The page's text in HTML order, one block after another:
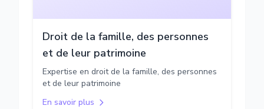
Droit de la famille, des personnes
et de leur patrimoine
Expertise en droit de la famille, des personnes
et de leur patrimoine
En savoir plus